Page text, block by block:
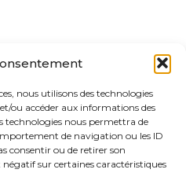
nous utilisons des technologies
ou accéder aux informations des
technologies nous permettra de
de navigation ou les ID
consentir ou de retirer son
sur certaines caractéristiques
afficher.